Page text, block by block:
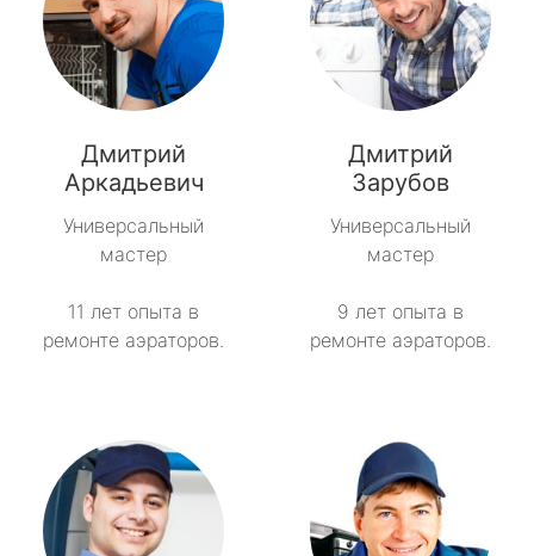
Дмитрий
Аркадьевич
Универсальный
мастер
11 лет опыта в
ремонте аэраторов.
Дмитрий
Зарубов
Универсальный
мастер
9 лет опыта в
ремонте аэраторов.